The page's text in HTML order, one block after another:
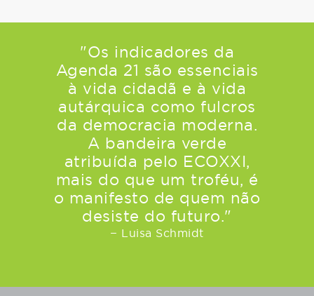
"Os indicadores da
Agenda 21 são essenciais
à vida cidadã e à vida
autárquica como fulcros
da democracia moderna.
A bandeira verde
atribuída pelo ECOXXI,
mais do que um troféu, é
o manifesto de quem não
desiste do futuro."
− Luisa Schmidt